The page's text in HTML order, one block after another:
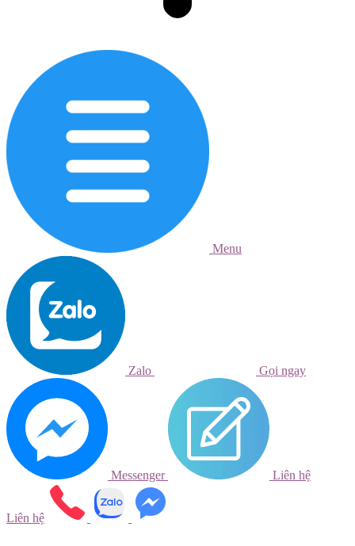
Menu
Zalo Gọi ngay
Messenger Liên hệ
Liên hệ